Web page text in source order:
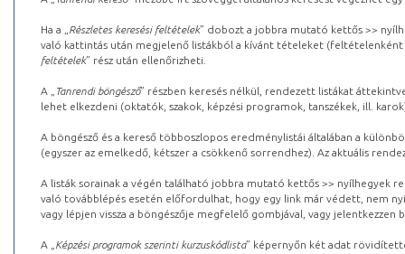
Ha a „ Részletes keresési feltételek” dobozt a jobbra mutató kettős >>
való kattintás után megjelenő listákból a kívánt tételeket (feltételenként
feltételek” rész után ellenőrizheti.
A „ Tanrendi böngésző” részben keresés nélkül, rendezett listákat
lehet elkezdeni (oktatók, szakok, képzési programok, tanszékek, ill.
A böngésző és a kereső többoszlopos eredménylistái általában a
(egyszer az emelkedő, kétszer a csökkenő sorrendhez). Az aktuális
A listák sorainak a végén található jobbra mutató kettős >> nyílhegyek
való továbblépés esetén előfordulhat, hogy egy link már védett, nem
vagy lépjen vissza a böngészője megfelelő gombjával, vagy
A „ Képzési programok szerinti kurzuskódlista” képernyőn két adat